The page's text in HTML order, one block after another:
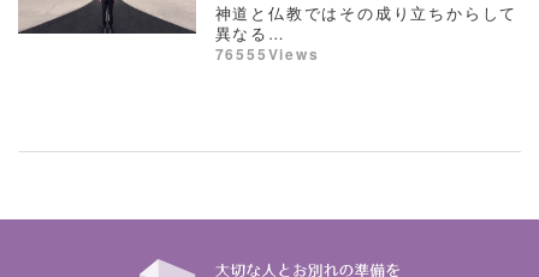
神道と仏教ではその成り立ちからして
異なる…
76555Views